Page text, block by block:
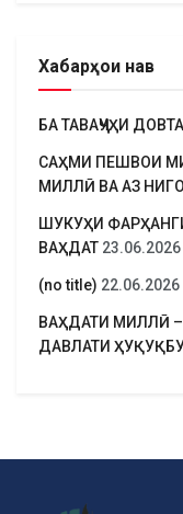
Хабарҳои нав
БА ТАВАҶҶУҲИ
САҲМИ ПЕШВОИ
МИЛЛӢ ВА АЗ
ШУКУҲИ
ВАҲДАТ 23.06.2026
(no title) 22.06.2026
ВАҲДАТИ МИЛЛӢ
ДАВЛАТИ